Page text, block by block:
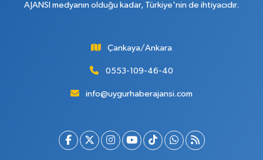
AJANSI medyanın olduğu kadar, Türkiye'nin de ihtiyacıdır.
Çankaya/Ankara
0553-109-46-40
info@uygurhaberajansi.com